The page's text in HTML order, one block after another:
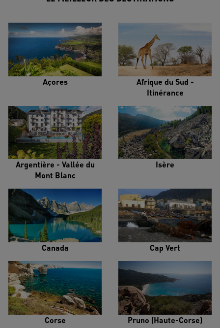
Açores
Afrique du Sud -
Itinérance
Argentière - Vallée du
Mont Blanc
Isère
Canada Cap Vert
Corse Pruno (Haute-Corse)